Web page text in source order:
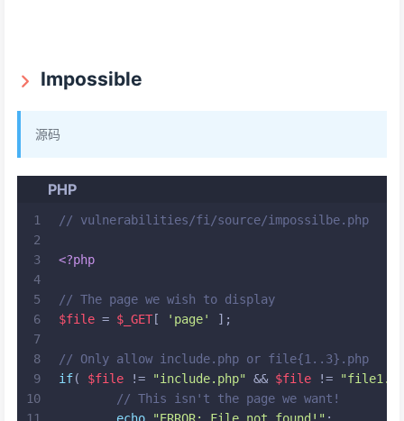
Impossible
源码
PHP
1
2
3
4
5
6
7
8
9
10
// vulnerabilities/fi/source/impossilbe.php
<?php
// The page we wish to display
$file = $_GET [ 'page' ];
// Only allow include.php or file{1..3}.php
if( $file != "include.php" && $file !=
// This isn't the page we want!